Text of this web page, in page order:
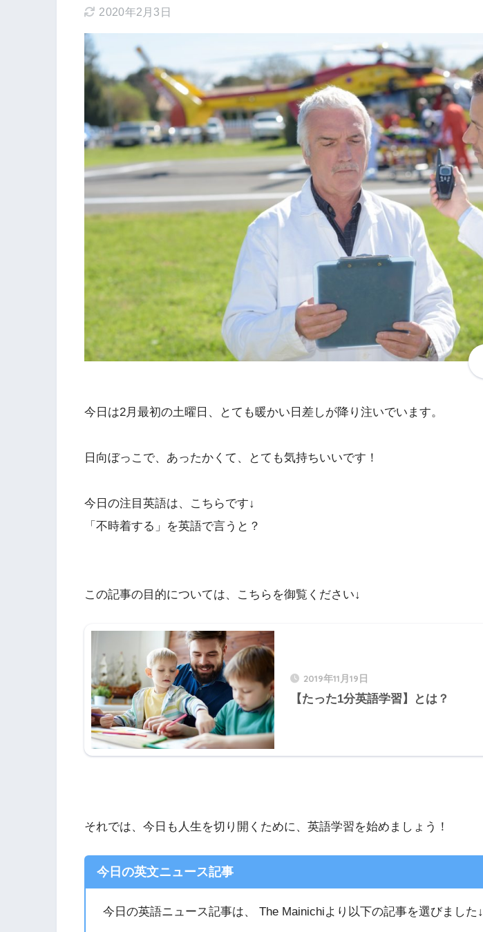
2020年2月3日
今日は2月最初の土曜日、とても暖かい日差しが降り注いでいます。
日向ぼっこで、あったかくて、とても気持ちいいです！
今日の注目英語は、こちらです↓
「不時着する」を英語で言うと？
この記事の目的については、こちらを御覧ください↓
2019年11月19日
【たった1分英語学習】とは？
それでは、今日も人生を切り開くために、英語学習を始めましょう！
今日の英文ニュース記事
今日の英語ニュース記事は、 The Mainichiより以下の記事を選びました↓